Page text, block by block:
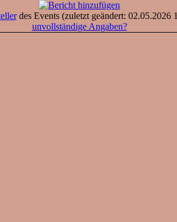
des Events (zuletzt geändert: 02.05.2026
unvollständige Angaben?